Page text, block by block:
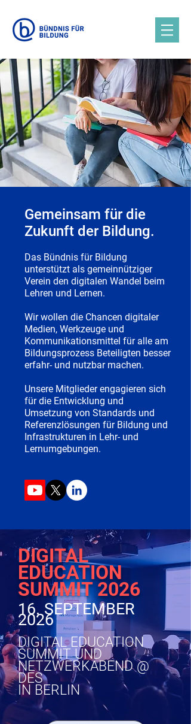
Gemeinsam für die
Zukunft der Bildung.
Das Bündnis für Bildung
unterstützt als gemeinnütziger
Verein den digitalen Wandel beim
Lehren und Lernen.
Wir wollen die Chancen digitaler
Medien, Werkzeuge und
Kommunikationsmittel für alle am
Bildungsprozess Beteiligten besser
erfahr- und nutzbar machen.
Unsere Mitglieder engagieren sich
für die Entwicklung und
Umsetzung von Standards und
Referenzlösungen für Bildung und
Infrastrukturen in Lehr- und
Lernumgebungen.
DIGITAL
EDUCATION
SUMMIT 2026
16. SEPTEMBER
2026
DIGITAL EDUCATION
SUMMIT UND
NETZWERKABEND @
DES
IN BERLIN